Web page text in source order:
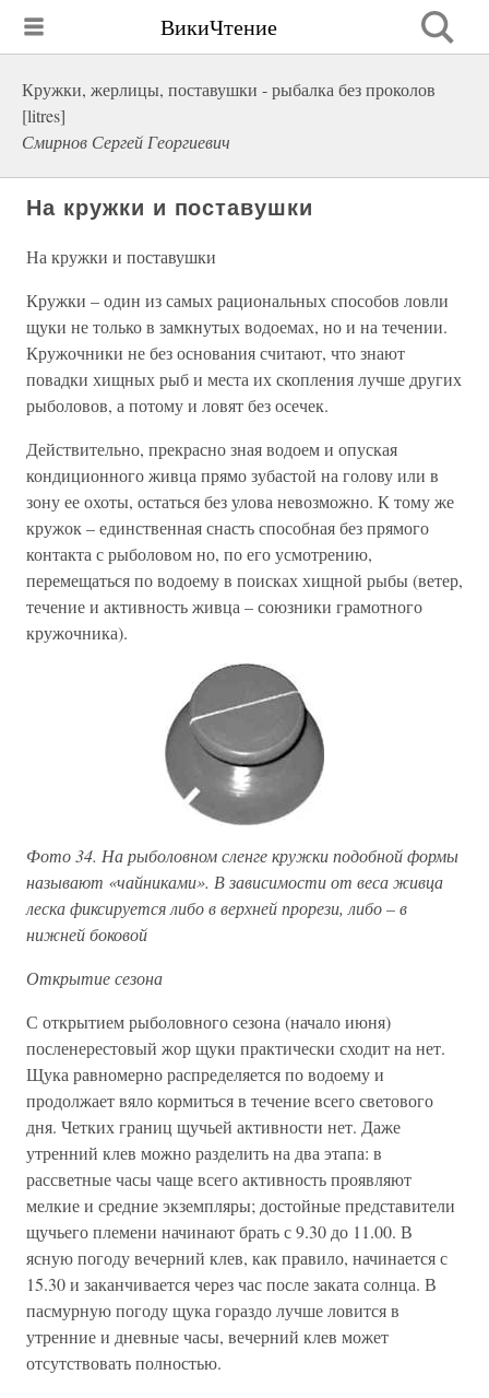
ВикиЧтение
Кружки, жерлицы, поставушки - рыбалка без проколов
[litres]
Смирнов Сергей Георгиевич
На кружки и поставушки
На кружки и поставушки
Кружки – один из самых рациональных способов ловли
щуки не только в замкнутых водоемах, но и на течении.
Кружочники не без основания считают, что знают
повадки хищных рыб и места их скопления лучше других
рыболовов, а потому и ловят без осечек.
Действительно, прекрасно зная водоем и опуская
кондиционного живца прямо зубастой на голову или в
зону ее охоты, остаться без улова невозможно. К тому же
кружок – единственная снасть способная без прямого
контакта с рыболовом но, по его усмотрению,
перемещаться по водоему в поисках хищной рыбы (ветер,
течение и активность живца – союзники грамотного
кружочника).
Фото 34. На рыболовном сленге кружки подобной формы
называют «чайниками». В зависимости от веса живца
леска фиксируется либо в верхней прорези, либо – в
нижней боковой
Открытие сезона
С открытием рыболовного сезона (начало июня)
посленерестовый жор щуки практически сходит на нет.
Щука равномерно распределяется по водоему и
продолжает вяло кормиться в течение всего светового
дня. Четких границ щучьей активности нет. Даже
утренний клев можно разделить на два этапа: в
рассветные часы чаще всего активность проявляют
мелкие и средние экземпляры; достойные представители
щучьего племени начинают брать с 9.30 до 11.00. В
ясную погоду вечерний клев, как правило, начинается с
15.30 и заканчивается через час после заката солнца. В
пасмурную погоду щука гораздо лучше ловится в
утренние и дневные часы, вечерний клев может
отсутствовать полностью.